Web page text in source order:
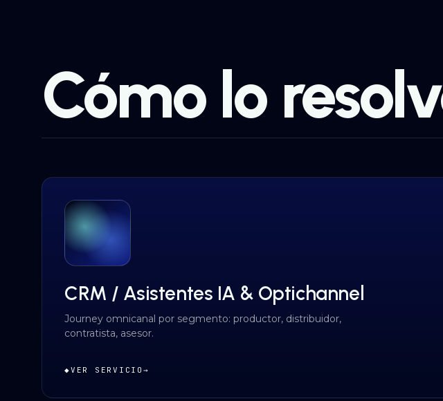
Cómo lo
CRM / Asistentes IA & Optichannel
Journey omnicanal por segmento: productor, distribuidor,
contratista, asesor.
◆VER SERVICIO →